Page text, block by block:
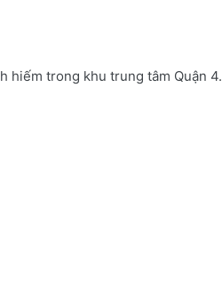
hiếm trong khu trung tâm Quận 4.